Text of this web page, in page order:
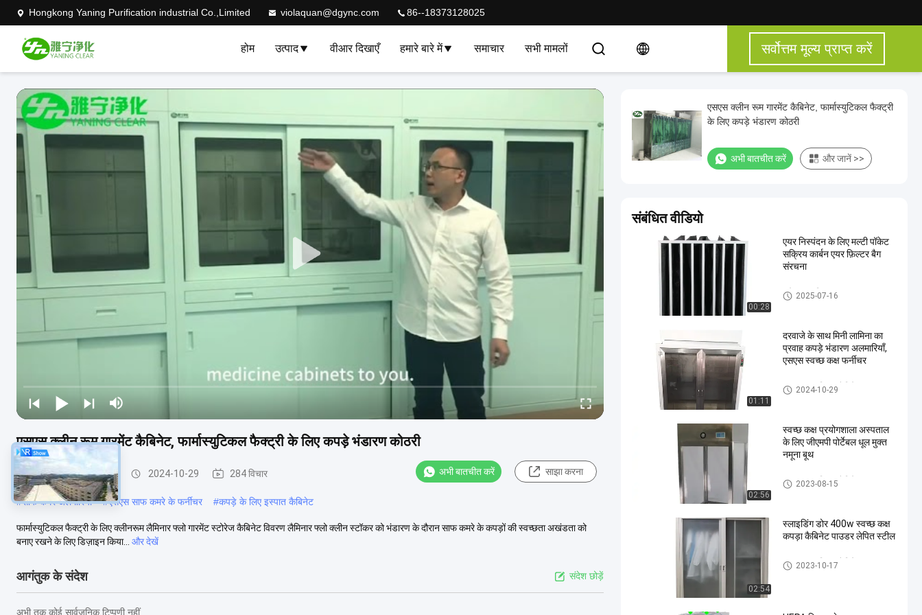
Hongkong Yaning Purification industrial Co.,Limited violaquan@dgync.com 86--18373128025
होम उत्पाद वीआर दिखाएँ हमारे बारे में समाचार सभी मामलों सर्वोत्तम मूल्य प्राप्त करें
एसएस क्लीन रूम गारमेंट कैबिनेट, फार्मास्युटिकल फैक्ट्री के लिए कपड़े भंडारण कोठरी
स्वच्छ कक्ष परिधान कैबिनेट 2024-10-29 284 विचार अभी बातचीत करें साझा करना
#साफ कमरे अलमारियाँ #एसएस साफ कमरे के फर्नीचर #कपड़े के लिए इस्पात कैबिनेट
फार्मास्युटिकल फैक्ट्री के लिए क्लीनरूम लैमिनार फ्लो गारमेंट स्टोरेज कैबिनेट विवरण लैमिनार फ्लो क्लीन स्टॉकर को भंडारण के दौरान साफ ​​कमरे के कपड़ों की स्वच्छता अखंडता को
बनाए रखने के लिए डिज़ाइन किया...
और देखें
आगंतुक के संदेश संदेश छोड़ें
अभी तक कोई सार्वजनिक टिप्पणी नहीं
एसएस क्लीन रूम गारमेंट कैबिनेट, फार्मास्युटिकल फैक्ट्री
के लिए कपड़े भंडारण कोठरी
अभी बातचीत करें और जानें >>
संबंधित वीडियो
00:28
एयर निस्पंदन के लिए मल्टी पॉकेट
सक्रिय कार्बन एयर फ़िल्टर बैग
संरचना
पॉकेट एयर फिल्टर
2025-07-16
01:11
दरवाजे के साथ मिनी लामिना का
प्रवाह कपड़े भंडारण अलमारियाँ,
एसएस स्वच्छ कक्ष फर्नीचर
स्वच्छ कक्ष परिधान कैबिनेट
2024-10-29
02:56
स्वच्छ कक्ष प्रयोगशाला अस्पताल
के लिए जीएमपी पोर्टेबल धूल मुक्त
नमूना बूथ
स्वच्छ कक्ष परिधान कैबिनेट
2023-08-15
02:54
स्लाइडिंग डोर 400w स्वच्छ कक्ष
कपड़ा कैबिनेट पाउडर लेपित स्टील
स्वच्छ कक्ष परिधान कैबिनेट
2023-10-17